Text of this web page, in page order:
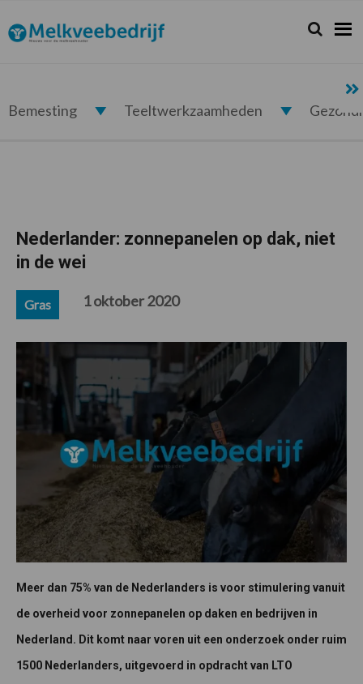
de
hoofdnavigatie
de
hoofd
de
eerste
de
voettekst
Melkveebedrijf.nl Zoeken...
Zoek
Bemesting Teeltwerkzaamheden
Nederlander: zonnepanelen op dak, niet
in de wei
Gras 1 oktober 2020
Meer dan 75% van de Nederlanders is voor stimulering vanuit
de overheid voor zonnepanelen op daken en bedrijven in
Nederland. Dit komt naar voren uit een onderzoek onder ruim
1500 Nederlanders, uitgevoerd in opdracht van LTO